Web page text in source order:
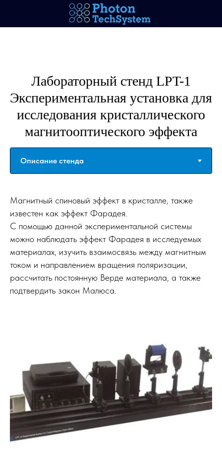
Лабораторный стенд LPT-1
Экспериментальная установка для
исследования кристаллического
магнитооптического эффекта
Магнитный спиновый эффект в кристалле, также
известен как эффект Фарадея.
С помощью данной экспериментальной системы
можно наблюдать эффект Фарадея в исследуемых
материалах, изучить взаимосвязь между магнитным
током и направлением вращения поляризации,
рассчитать постоянную Верде материала, а также
подтвердить закон Малюса.